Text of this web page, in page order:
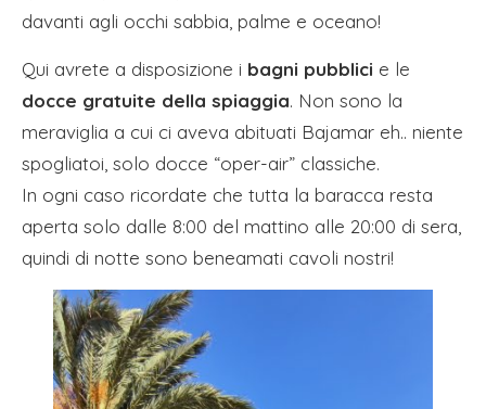
davanti agli occhi sabbia, palme e oceano!
Qui avrete a disposizione i bagni pubblici e le
docce gratuite della spiaggia. Non sono la
meraviglia a cui ci aveva abituati Bajamar eh.. niente
spogliatoi, solo docce “oper-air” classiche.
In ogni caso ricordate che tutta la baracca resta
aperta solo dalle 8:00 del mattino alle 20:00 di sera,
quindi di notte sono beneamati cavoli nostri!